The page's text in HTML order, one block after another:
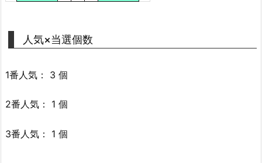
人気×当選個数
1番人気： 3 個
2番人気： 1 個
3番人気： 1 個